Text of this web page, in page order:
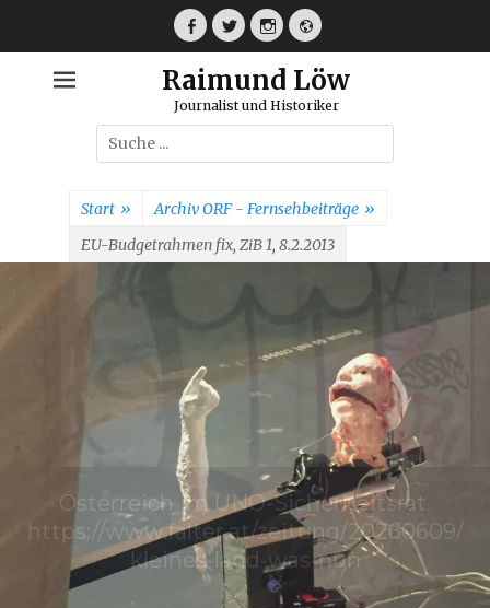
Facebook
TwitterInstagramWebseite
Raimund Löw
Journalist und Historiker
Suche
nach:
Start » Archiv ORF - Fernsehbeiträge »
EU-Budgetrahmen fix, ZiB 1, 8.2.2013